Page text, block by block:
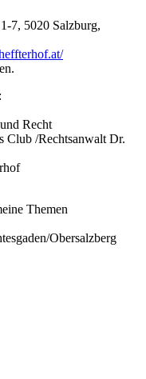
7, 5020 Salzburg,
Recht
Club /Rechtsanwalt Dr.
Themen
Obersalzberg